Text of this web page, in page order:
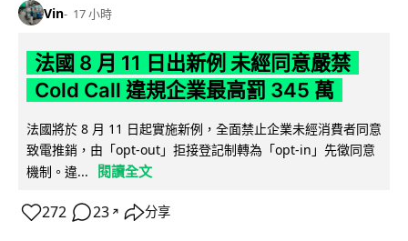
Vin 17 小時
法國 8 月 11 日出新例 未經同意嚴禁
Cold Call 違規企業最高罰 345 萬
法國將於 8 月 11 日起實施新例，全面禁止企業未經消費者同意
致電推銷，由「opt-out」拒接登記制轉為「opt-in」先徵同意
機制。違...
閱讀全文
272 23 ↗ 分享